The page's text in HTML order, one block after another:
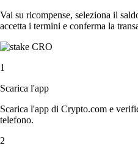
Vai su ricompense, seleziona il
accetta i termini e conferma la
1
Scarica l'app
Scarica l'app di Crypto.com e
telefono.
2